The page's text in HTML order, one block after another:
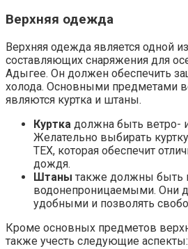
Верхняя одежда
Верхняя одежда является одной
составляющих снаряжения для
Адыгее. Он должен обеспечить
холода. Основными предметами
являются куртка и штаны.
Куртка должна быть ветро-
Желательно выбирать
TEX, которая обеспечит
дождя.
Штаны также должны быть
водонепроницаемыми. Они
удобными и позволять
Кроме основных предметов
также учесть следующие аспекты: